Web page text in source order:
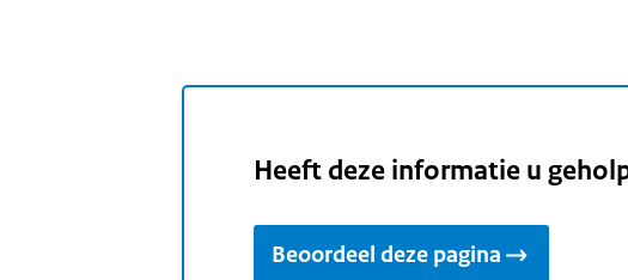
Heeft deze informatie u
Beoordeel deze pagina